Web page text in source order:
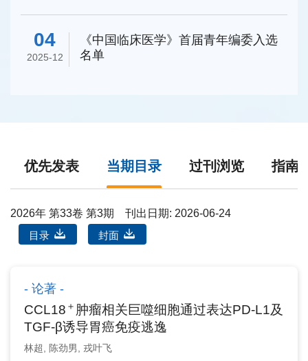
04
2025-12
《中国临床医学》首届青年编委入选
名单
优先发表 当期目录 过刊浏览 指南
2026年 第33卷 第3期
刊出日期: 2026-06-24
目录
封面
论著
CCL18 ＋ 肿瘤相关巨噬细胞通过表达PD-L1及
TGF-β诱导胃癌免疫逃逸
林超 陈劲男
戎叶飞